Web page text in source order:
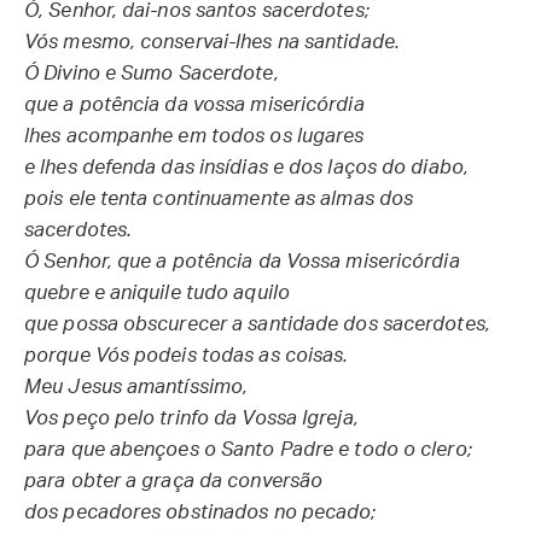
Ó, Senhor, dai-nos santos sacerdotes;
Vós mesmo, conservai-lhes na santidade.
Ó Divino e Sumo Sacerdote,
que a potência da vossa misericórdia
lhes acompanhe em todos os lugares
e lhes defenda das insídias e dos laços do diabo,
pois ele tenta continuamente as almas dos
sacerdotes.
Ó Senhor, que a potência da Vossa misericórdia
quebre e aniquile tudo aquilo
que possa obscurecer a santidade dos sacerdotes,
porque Vós podeis todas as coisas.
Meu Jesus amantíssimo,
Vos peço pelo trinfo da Vossa Igreja,
para que abençoes o Santo Padre e todo o clero;
para obter a graça da conversão
dos pecadores obstinados no pecado;